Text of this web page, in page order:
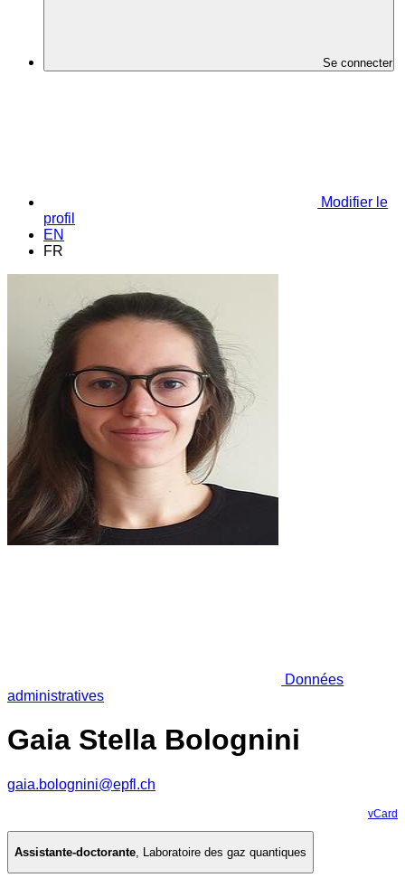
Se connecter
Modifier le
profil
EN
FR
Données
administratives
Gaia Stella Bolognini
gaia.bolognini@epfl.ch
vCard
Assistante-doctorante, Laboratoire des gaz quantiques